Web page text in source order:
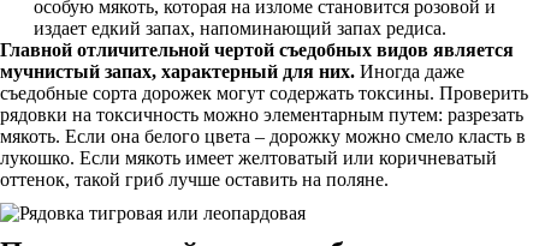
особую мякоть, которая на изломе становится розовой и
издает едкий запах, напоминающий запах редиса.
Главной отличительной чертой съедобных видов является
мучнистый запах, характерный для них. Иногда даже
съедобные сорта дорожек могут содержать токсины. Проверить
рядовки на токсичность можно элементарным путем: разрезать
мякоть. Если она белого цвета – дорожку можно смело класть в
лукошко. Если мякоть имеет желтоватый или коричневатый
оттенок, такой гриб лучше оставить на поляне.